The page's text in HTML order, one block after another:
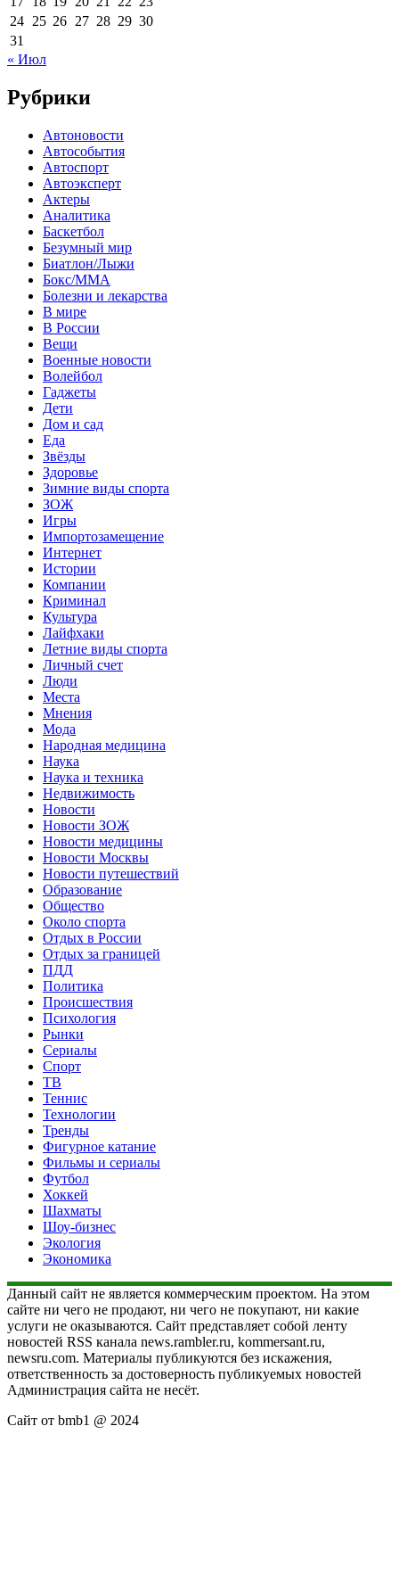
24 25 26 27 28 29 30
31
« Июл
Рубрики
Автоновости
Автособытия
Автоспорт
Автоэксперт
Актеры
Аналитика
Баскетбол
Безумный мир
Биатлон/Лыжи
Бокс/MMA
Болезни и лекарства
В мире
В России
Вещи
Военные новости
Волейбол
Гаджеты
Дети
Дом и сад
Еда
Звёзды
Здоровье
Зимние виды спорта
ЗОЖ
Игры
Импортозамещение
Интернет
Истории
Компании
Криминал
Культура
Лайфхаки
Летние виды спорта
Личный счет
Люди
Места
Мнения
Мода
Народная медицина
Наука
Наука и техника
Недвижимость
Новости
Новости ЗОЖ
Новости медицины
Новости Москвы
Новости путешествий
Образование
Общество
Около спорта
Отдых в России
Отдых за границей
ПДД
Политика
Происшествия
Психология
Рынки
Сериалы
Спорт
ТВ
Теннис
Технологии
Тренды
Фигурное катание
Фильмы и сериалы
Футбол
Хоккей
Шахматы
Шоу-бизнес
Экология
Экономика
Данный сайт не является коммерческим проектом. На этом
сайте ни чего не продают, ни чего не покупают, ни какие
услуги не оказываются. Сайт представляет собой ленту
новостей RSS канала news.rambler.ru, kommersant.ru,
newsru.com. Материалы публикуются без искажения,
ответственность за достоверность публикуемых новостей
Администрация сайта не несёт.
Сайт от bmb1 @ 2024